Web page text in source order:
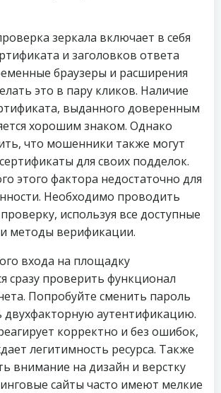
зеркала включает в себя
и заголовков ответа
браузеры и расширения
это в пару кликов. Наличие
выданного доверенным
хорошим знаком. Однако
что мошенники также могут
для своих подделок.
этого фактора недостаточно для
Необходимо проводить
используя все доступные
методы верификации.
входа на площадку
сразу проверить функционал
Попробуйте сменить пароль
двухфакторную аутентификацию.
корректно и без ошибок,
легитимность ресурса. Также
внимание на дизайн и верстку
сайты часто имеют мелкие